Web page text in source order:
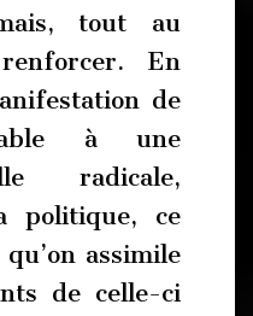
tout au
En
de
à une
radicale,
politique, ce
assimile
de celle-ci